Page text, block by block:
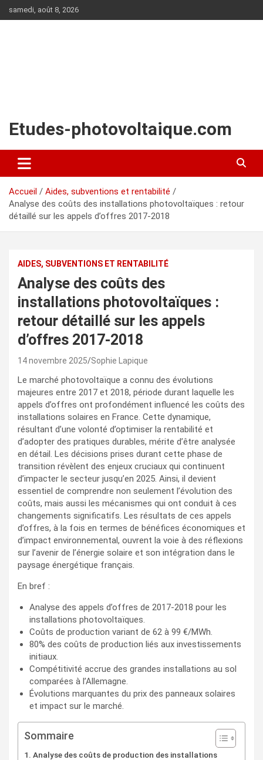
au
samedi, août 8, 2026
Etudes-photovoltaique.com
Accueil
Aides, subventions et rentabilité
Analyse des coûts des installations photovoltaïques : retour
détaillé sur les appels d’offres 2017-2018
AIDES, SUBVENTIONS ET RENTABILITÉ
Analyse des coûts des
installations photovoltaïques :
retour détaillé sur les appels
d’offres 2017-2018
14 novembre 2025 Sophie Lapique
Le marché photovoltaïque a connu des évolutions
majeures entre 2017 et 2018, période durant laquelle les
appels d’offres ont profondément influencé les coûts des
installations solaires en France. Cette dynamique,
résultant d’une volonté d’optimiser la rentabilité et
d’adopter des pratiques durables, mérite d’être analysée
en détail. Les décisions prises durant cette phase de
transition révèlent des enjeux cruciaux qui continuent
d’impacter le secteur jusqu’en 2025. Ainsi, il devient
essentiel de comprendre non seulement l’évolution des
coûts, mais aussi les mécanismes qui ont conduit à ces
changements significatifs. Les résultats de ces appels
d’offres, à la fois en termes de bénéfices économiques et
d’impact environnemental, ouvrent la voie à des réflexions
sur l’avenir de l’énergie solaire et son intégration dans le
paysage énergétique français.
En bref :
Analyse des appels d’offres de 2017-2018 pour les
installations photovoltaïques.
Coûts de production variant de 62 à 99 €/MWh.
80% des coûts de production liés aux investissements
initiaux.
Compétitivité accrue des grandes installations au sol
comparées à l’Allemagne.
Évolutions marquantes du prix des panneaux solaires
et impact sur le marché.
Sommaire
Analyse des coûts de production des installations